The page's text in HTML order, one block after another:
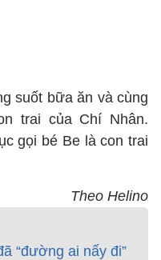
suốt bữa ăn và cùng
trai của Chí Nhân.
gọi bé Be là con trai
Theo Helino
“đường ai nấy đi”